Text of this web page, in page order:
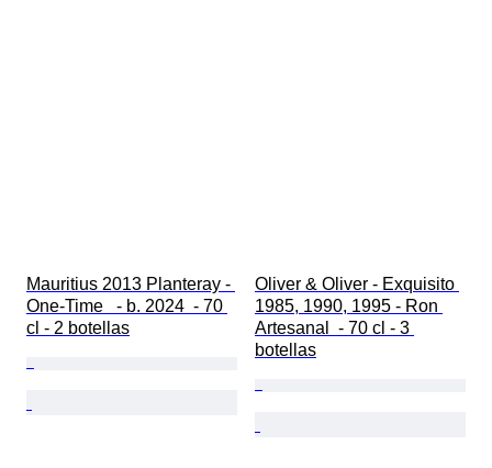
Mauritius 2013 Planteray -
One-Time   - b. 2024  - 70
cl - 2 botellas
Oliver & Oliver - Exquisito
1985, 1990, 1995 - Ron
Artesanal  - 70 cl - 3
botellas